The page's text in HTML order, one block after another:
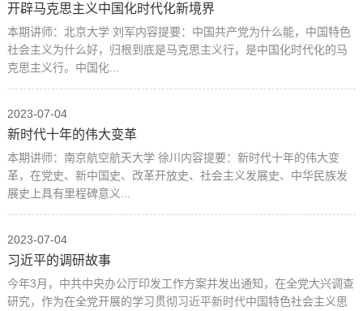
开辟马克思主义中国化时代化新境界
本期讲师：北京大学 刘军内容提要：中国共产党为什么能，中国特色
社会主义为什么好，归根到底是马克思主义行，是中国化时代化的马
克思主义行。中国化...
2023-07-04
新时代十年的伟大变革
本期讲师：南京航空航天大学 徐川内容提要：新时代十年的伟大变
革，在党史、新中国史、改革开放史、社会主义发展史、中华民族发
展史上具有里程碑意义...
2023-07-04
习近平的调研故事
今年3月，中共中央办公厅印发工作方案并发出通知，在全党大兴调查
研究，作为在全党开展的学习贯彻习近平新时代中国特色社会主义思